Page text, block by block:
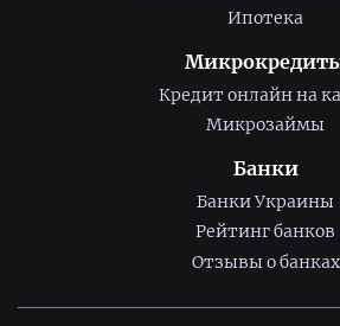
Ипотека
Кредит онлайн на
Микрозаймы
Банки
Банки Украины
Рейтинг банков
Отзывы о банках